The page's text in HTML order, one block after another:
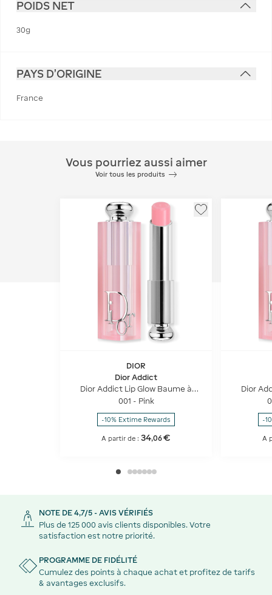
POIDS NET
30g
PAYS D'ORIGINE
France
Vous pourriez aussi aimer
Voir tous les produits
DIOR
Dior Addict
Dior Addict Lip Glow Baume à
Lèvres Hydratant 48 H - Couleur
001 - Pink
-10% Extime Rewards
A partir de : 34,06€
Dior
Lèvres
-
A
NOTE DE 4,7/5 - AVIS VÉRIFIÉS
Plus de 125 000 avis clients disponibles. Votre
satisfaction est notre priorité.
PROGRAMME DE FIDÉLITÉ
Cumulez des points à chaque achat et profitez de tarifs
& avantages exclusifs.